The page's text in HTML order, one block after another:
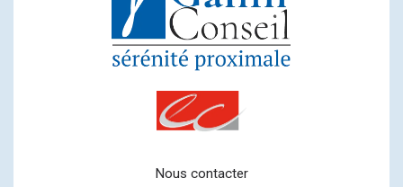
Nous contacter